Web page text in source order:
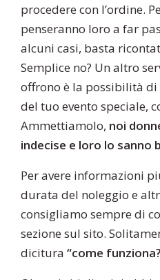
procedere con l’ordine.
penseranno loro a far
alcuni casi, basta
Semplice no? Un altro
offrono è la possibilità di
del tuo evento speciale,
Ammettiamolo, noi
indecise e loro lo sanno
Per avere informazioni
durata del noleggio e
consigliamo sempre di
sezione sul sito.
dicitura “come